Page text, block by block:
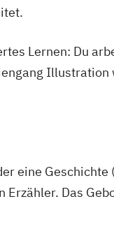
Lernen: Du
Illustration
eine Geschichte
Das